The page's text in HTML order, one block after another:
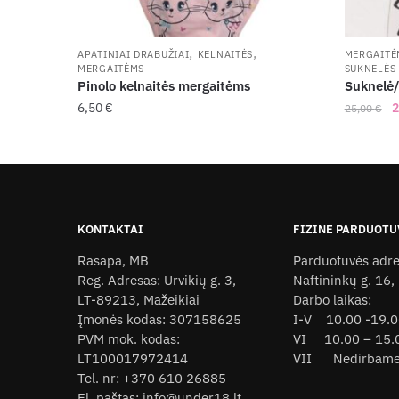
APATINIAI DRABUŽIAI, KELNAITĖS,
MERGAITĖMS
Pinolo kelnaitės mergaitėms
6,50€
product
variants.
options
may
be
chosen
on
the
SUKNELĖS
25,00€
product
variants.
options
may
be
chosen
on
KONTAKTAI
Rasapa, MB
Reg. Adresas: Urvikių g. 3,
LT-89213, Mažeikiai
Įmonės kodas: 307158625
PVM mok. kodas:
LT100017972414
Tel. nr: +370 610 26885
FIZINĖ
Parduotuvės
Naftininkų g. 16,
Darbo laikas:
I-V 10.00 -
VI 10.00 –
VII